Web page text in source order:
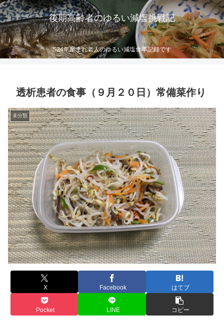
後期高齢者のゆるい減塩挑戦記
S24年産まれ老人のゆるい減塩食事記録です
透析患者の食事（９月２０日）常備菜作り
未分類
X Facebook はてブ
Pocket LINE コピー